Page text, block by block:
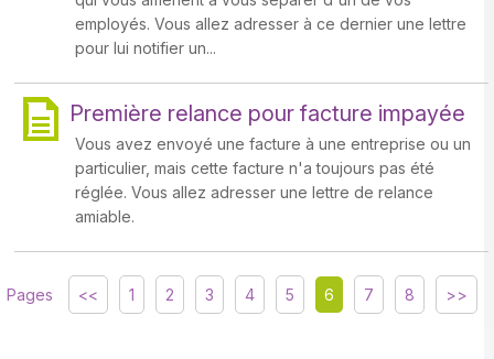
employés. Vous allez adresser à ce dernier une lettre
pour lui notifier un...
Première relance pour facture impayée
Vous avez envoyé une facture à une entreprise ou un
particulier, mais cette facture n'a toujours pas été
réglée. Vous allez adresser une lettre de relance
amiable.
Pages << 1 2 3 4 5 6 7 8 >>